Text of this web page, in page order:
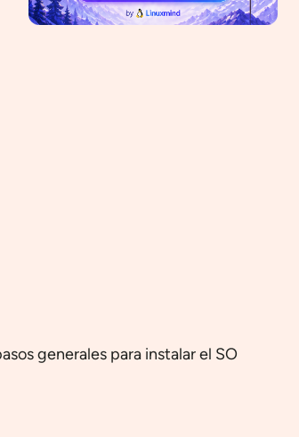
generales para instalar el SO